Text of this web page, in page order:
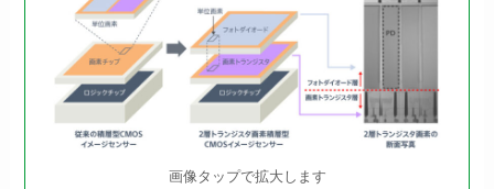
画像タップで拡大します